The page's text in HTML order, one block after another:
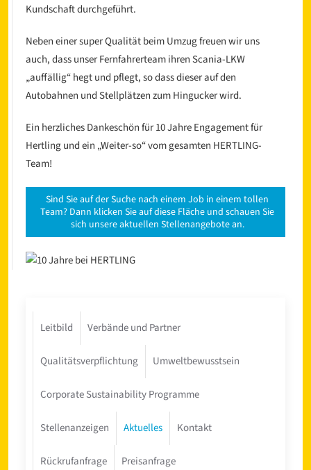
Kundschaft durchgeführt.
Neben einer super Qualität beim Umzug freuen wir uns
auch, dass unser Fernfahrerteam ihren Scania-LKW
„auffällig“ hegt und pflegt, so dass dieser auf den
Autobahnen und Stellplätzen zum Hingucker wird.
Ein herzliches Dankeschön für 10 Jahre Engagement für
Hertling und ein „Weiter-so“ vom gesamten HERTLING-
Team!
Sind Sie auf der Suche nach einem Job in einem tollen
Team? Dann klicken Sie auf diese Fläche und schauen Sie
sich unsere aktuellen Stellenangebote an.
Leitbild Verbände und Partner
Qualitätsverpflichtung Umweltbewusstsein
Corporate Sustainability Programme
Stellenanzeigen Aktuelles Kontakt
Rückrufanfrage Preisanfrage